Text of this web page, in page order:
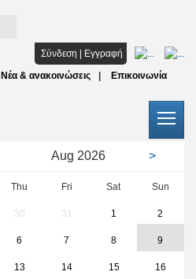
Σύνδεση | Εγγραφή
Νέα & ανακοινώσεις
Επικοινωνία
Aug 2026 >
Thu Fri Sat Sun
30 31 1 2
6 7 8 9
13 14 15 16